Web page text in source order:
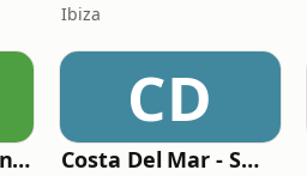
Ibiza
Costa Del Mar Dance
CD
Costa Del Mar - Smooth Jazz